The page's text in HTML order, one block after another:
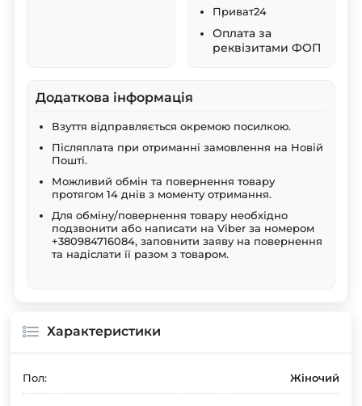
Приват24
Оплата за
реквізитами ФОП
Додаткова інформація
Взуття відправляється окремою посилкою.
Післяплата при отриманні замовлення на Новій
Пошті.
Можливий обмін та повернення товару
протягом 14 днів з моменту отримання.
Для обміну/повернення товару необхідно
подзвонити або написати на Viber за номером
+380984716084, заповнити заяву на повернення
та надіслати її разом з товаром.
Характеристики
Пол: Жіночий